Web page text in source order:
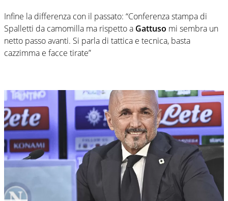
Infine la differenza con il passato: “Conferenza stampa di
Spalletti da camomilla ma rispetto a Gattuso mi sembra un
netto passo avanti. Si parla di tattica e tecnica, basta
cazzimma e facce tirate”